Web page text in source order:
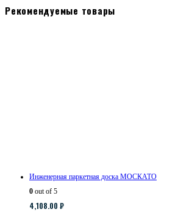
Рекомендуемые товары
Инженерная паркетная доска МОСКАТО
0 out of 5
4,108.00 ₽